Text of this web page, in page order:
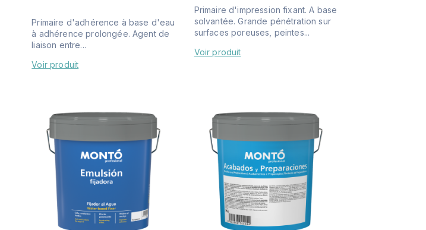
Primaire d'adhérence à base d'eau
à adhérence prolongée. Agent de
liaison entre...
Voir produit
Primaire d'impression fixant. A base
solvantée. Grande pénétration sur
surfaces poreuses, peintes...
Voir produit